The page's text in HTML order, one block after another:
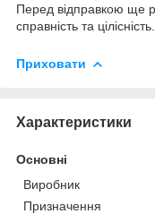
Перед відправкою ще
справність та цілісність.
Приховати
Характеристики
Основні
Виробник
Призначення